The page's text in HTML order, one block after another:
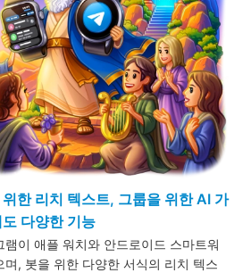
한 리치 텍스트, 그룹을 위한 AI 가
다양한 기능
램이 애플 워치와 안드로이드 스마트워
며, 봇을 위한 다양한 서식의 리치 텍스